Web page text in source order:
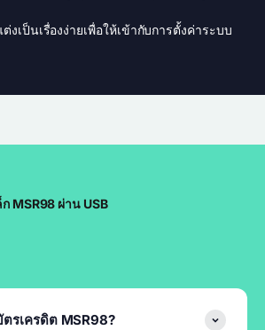
งเป็นเรื่องง่ายเพื่อให้เข้ากับการตั้งค่าระบบ
MSR98 ผ่าน USB
ตรเครดิต MSR98?